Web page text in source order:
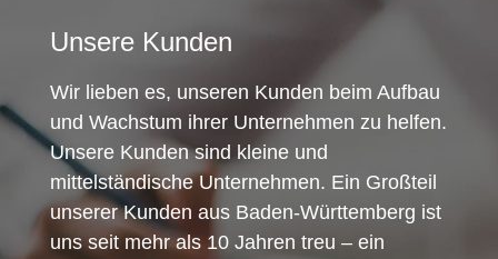
Unsere Kunden
Wir lieben es, unseren Kunden beim Aufbau
und Wachstum ihrer Unternehmen zu helfen.
Unsere Kunden sind kleine und
mittelständische Unternehmen. Ein Großteil
unserer Kunden aus Baden-Württemberg ist
uns seit mehr als 10 Jahren treu – ein